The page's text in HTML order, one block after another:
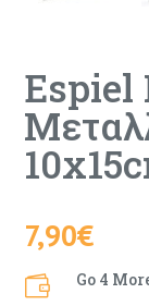
Espiel
7,90€
 Go 4